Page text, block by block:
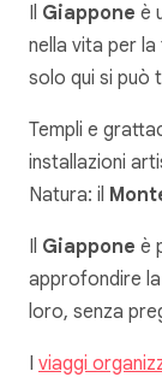
Il Giappone è
nella vita per
solo qui si può
Templi e
installazioni
Natura: il
Il Giappone è
approfondire
loro, senza
I viaggi